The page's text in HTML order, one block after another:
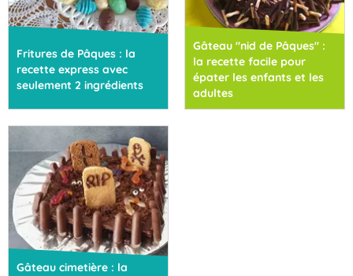
Fritures de Pâques : la
recette express avec
seulement 2 ingrédients
Gâteau "nid de Pâques" :
la recette facile pour
épater les enfants et les
adultes
Gâteau cimetière : la